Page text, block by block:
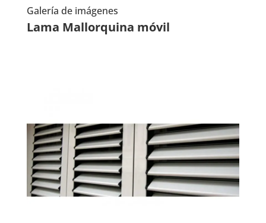
Galería de imágenes
Lama Mallorquina móvil